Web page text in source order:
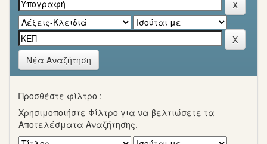
Νέα Αναζήτηση
Προσθέστε φίλτρο :
Χρησιμοποιήστε Φίλτρο για να βελτιώσετε τα
Αποτελέσματα Αναζήτησης.